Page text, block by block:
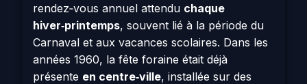
rendez‑vous annuel attendu chaque
hiver‑printemps, souvent lié à la période du
Carnaval et aux vacances scolaires. Dans les
années 1960, la fête foraine était déjà
présente en centre‑ville, installée sur des